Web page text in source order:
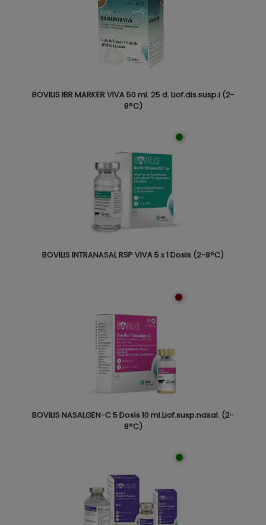
BOVILIS IBR MARKER VIVA 50 ml. 25 d. Liof.dis.susp.i (2-
8°C)
BOVILIS INTRANASAL RSP VIVA 5 x 1 Dosis (2-8°C)
BOVILIS NASALGEN-C 5 Dosis 10 ml.Liof.susp.nasal. (2-
8°C)